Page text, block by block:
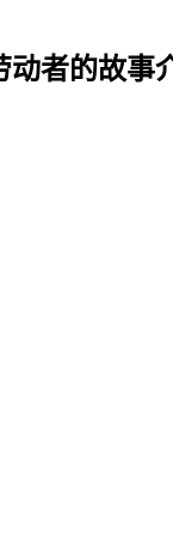
动者的故事